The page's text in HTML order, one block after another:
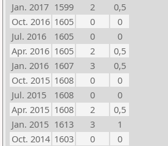
Jan. 2017 1599 2
0,5
Oct. 2016 1605 0
0
Jul. 2016
1605 0
0
Apr. 2016 1605 2
0,5
Jan. 2016 1607 3
0,5
Oct. 2015 1608 0
0
Jul. 2015
1608 0
0
Apr. 2015 1608 2
0,5
Jan. 2015 1613 3
1
Oct. 2014 1603 0
0